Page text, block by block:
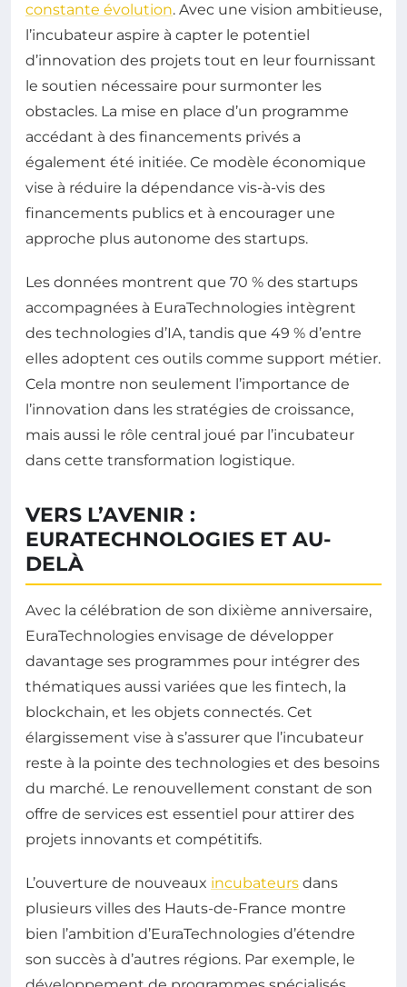
constante évolution. Avec une vision ambitieuse,
l’incubateur aspire à capter le potentiel
d’innovation des projets tout en leur fournissant
le soutien nécessaire pour surmonter les
obstacles. La mise en place d’un programme
accédant à des financements privés a
également été initiée. Ce modèle économique
vise à réduire la dépendance vis-à-vis des
financements publics et à encourager une
approche plus autonome des startups.
Les données montrent que 70 % des startups
accompagnées à EuraTechnologies intègrent
des technologies d’IA, tandis que 49 % d’entre
elles adoptent ces outils comme support métier.
Cela montre non seulement l’importance de
l’innovation dans les stratégies de croissance,
mais aussi le rôle central joué par l’incubateur
dans cette transformation logistique.
VERS L’AVENIR :
EURATECHNOLOGIES ET AU-
DELÀ
Avec la célébration de son dixième anniversaire,
EuraTechnologies envisage de développer
davantage ses programmes pour intégrer des
thématiques aussi variées que les fintech, la
blockchain, et les objets connectés. Cet
élargissement vise à s’assurer que l’incubateur
reste à la pointe des technologies et des besoins
du marché. Le renouvellement constant de son
offre de services est essentiel pour attirer des
projets innovants et compétitifs.
L’ouverture de nouveaux incubateurs dans
plusieurs villes des Hauts-de-France montre
bien l’ambition d’EuraTechnologies d’étendre
son succès à d’autres régions. Par exemple, le